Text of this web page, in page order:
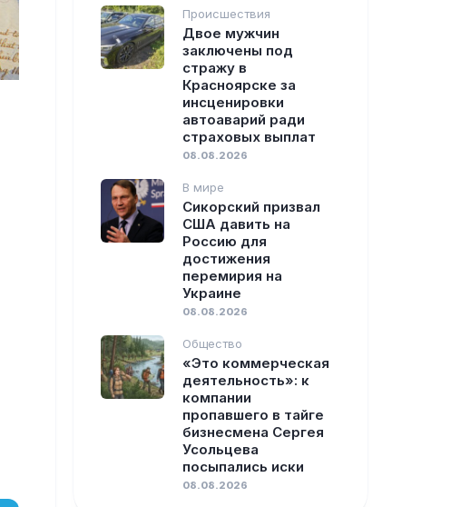
Происшествия
Двое мужчин
заключены под
стражу в
Красноярске за
инсценировки
автоаварий ради
страховых выплат
08.08.2026
В мире
Сикорский призвал
США давить на
Россию для
достижения
перемирия на
Украине
08.08.2026
Общество
«Это коммерческая
деятельность»: к
компании
пропавшего в тайге
бизнесмена Сергея
Усольцева
посыпались иски
08.08.2026